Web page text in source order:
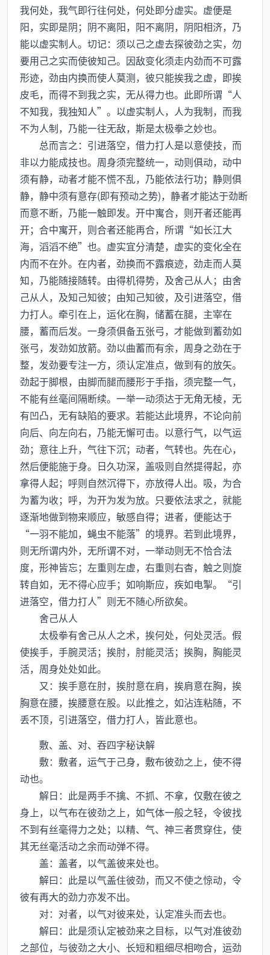
我何处，我气即行往何处，何处即分虚实。虚便是
阳，实即是阴；阴不离阳，阳不离阴，阴阳相济，乃
能以虚实制人。切记：须以己之虚去探彼劲之实，勿
要用己之实而使彼知己。因敌变化须走内劲而不可露
形迹，劲由内换而使人莫测，彼只能挨我之虚，即挨
皮毛，而得不到我之实，无从得力也。此即所谓“人
不知我，我独知人”。以虚实制人，人为我制，而我
不为人制，乃能一往无敌，斯是太极拳之妙也。
总而言之：引进落空，借力打人是以意使技，而
非以力能成技也。周身须完整统一，动则俱动，动中
须有静，动者才能不慌不乱，乃能依法行功；静则俱
静，静中须有意存(即有预动之势)，静者才能达于劲断
而意不断，乃能一触即发。开中寓合，则开者还能再
开；合中寓开，则合者还能再合，所谓“如长江大
海，滔滔不绝”也。虚实宜分清楚，虚实的变化全在
内而不在外。在内者，劲换而不露痕迹，劲走而人莫
知，乃能随接随转。由得机得势，及舍己从人；由舍
己从人，及知己知彼；由知己知彼，及引进落空，借
力打人。牵引在上，运化在胸，储蓄在腿，主宰在
腰，蓄而后发。一身须俱备五张弓，才能做到蓄劲如
张弓，发劲如放箭。劲以曲蓄而有余，周身之劲在于
整，发劲要专注一方，须认定准点，做到有的放矢。
劲起于脚根，由脚而腿而腰形于手指，须完整一气，
不能有丝毫间隔断续。一举一动须达于无角无棱，无
有凹凸，无有缺陷的要求。若能达此境界，不论向前
向后、向左向右，乃能无懈可击。以意行气，以气运
劲；意往上升，气往下沉；动者，气转也。先在心，
然后便能施于身。日久功深，盖吸则自然提得起，亦
拿得人起；呼则自然沉得下，亦放得人出。吸，为合
为蓄为收；呼，为开为发为放。只要依法求之，就能
逐渐地做到物来顺应，敏感自得；进者，便能达于
“一羽不能加，蝇虫不能落”的境界。若到此境界，
则无所谓内外，无所谓不对，一举动则无不恰合法
度，形神皆忘；左重则左虚，右重则右杳，触之则旋
转自如，无不得心应手；如响斯应，疾如电掣。“引
进落空，借力打人”则无不随心所欲矣。
舍己从人
太极拳有舍己从人之术，挨何处，何处灵活。假
使挨手，手腕灵活；挨肘，肘能灵活；挨胸，胸能灵
活，周身处处如此。
又：挨手意在肘，挨肘意在肩，挨肩意在胸，挨
胸意在腰，挨腰意在股。以此推之，如沾连粘随，不
丢不顶，引进落空，借力打人，皆此意也。
敷、盖、对、吞四字秘诀解
敷：敷者，运气于己身，敷布彼劲之上，使不得
动也。
解日：此是两手不擒、不抓、不拿，仅敷在彼之
身上，以气布在彼劲之上，如气体一般之轻，令彼找
不到有丝毫得力之处；以精、气、神三者贯穿住，使
其无丝毫活动之余而动弹不得。
盖：盖者，以气盖彼来处也。
解曰：此是以气盖住彼劲，而又不使之惊动，令
彼有再大的劲力亦发不出。
对：对者，以气对彼来处，认定准头而去也。
解曰：此是须认定被劲来之目标，以气对准彼劲
之部位，与彼劲之大小、长短和粗细尽相吻合，运劲